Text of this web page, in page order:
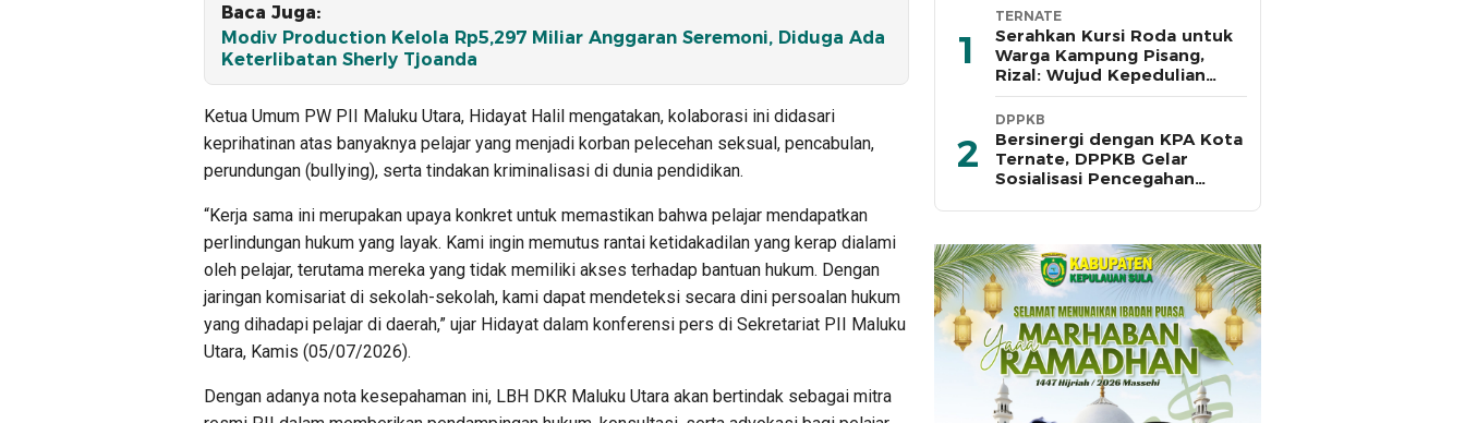
Baca Juga:
Modiv Production Kelola Rp5,297 Miliar Anggaran Seremoni, Diduga Ada
Keterlibatan Sherly Tjoanda
Ketua Umum PW PII Maluku Utara, Hidayat Halil mengatakan, kolaborasi ini didasari
keprihatinan atas banyaknya pelajar yang menjadi korban pelecehan seksual, pencabulan,
perundungan (bullying), serta tindakan kriminalisasi di dunia pendidikan.
“Kerja sama ini merupakan upaya konkret untuk memastikan bahwa pelajar mendapatkan
perlindungan hukum yang layak. Kami ingin memutus rantai ketidakadilan yang kerap dialami
oleh pelajar, terutama mereka yang tidak memiliki akses terhadap bantuan hukum. Dengan
jaringan komisariat di sekolah-sekolah, kami dapat mendeteksi secara dini persoalan hukum
yang dihadapi pelajar di daerah,” ujar Hidayat dalam konferensi pers di Sekretariat PII Maluku
Utara, Kamis (05/07/2026).
Dengan adanya nota kesepahaman ini, LBH DKR Maluku Utara akan bertindak sebagai mitra
1
TERNATE
Serahkan Kursi Roda untuk
Warga Kampung Pisang,
Rizal: Wujud Kepedulian
Pemkot dan Baznas Ternate
2
DPPKB
Bersinergi dengan KPA Kota
Ternate, DPPKB Gelar
Sosialisasi Pencegahan